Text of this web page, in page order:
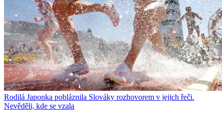
Rodilá Japonka pobláznila Slováky rozhovorem v jejich řeči.
Nevěděli, kde se vzala